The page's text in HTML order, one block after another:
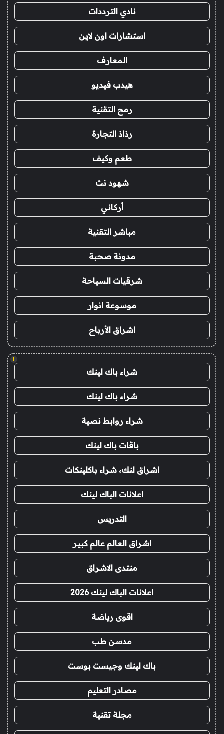
نادي الترددات
استشارات اون لاين
المعارف
هيدب فيديو
رمح التقنية
رذاذ التجارة
طعم وكيف
شهود نت
أركاني
مباشر التقنية
مدونة صحبة
شرقيات السياحة
موسوعة انوار
اشراق الأرباح
!
شراء باك لينك
شراء باك لينك
شراء روابط نصية
باقات باك لينك
اشراق لنك، شراء باكلينكات
اعلانات الباك لينك
التدريس
اشراق العالم عالم كبير
منتدى الاشراق
اعلانات الباك لينك 2026
اقوى رياضة
مدسن طب
باك لينك وجيست بوست
مصادر التعليم
مجلة تقنية